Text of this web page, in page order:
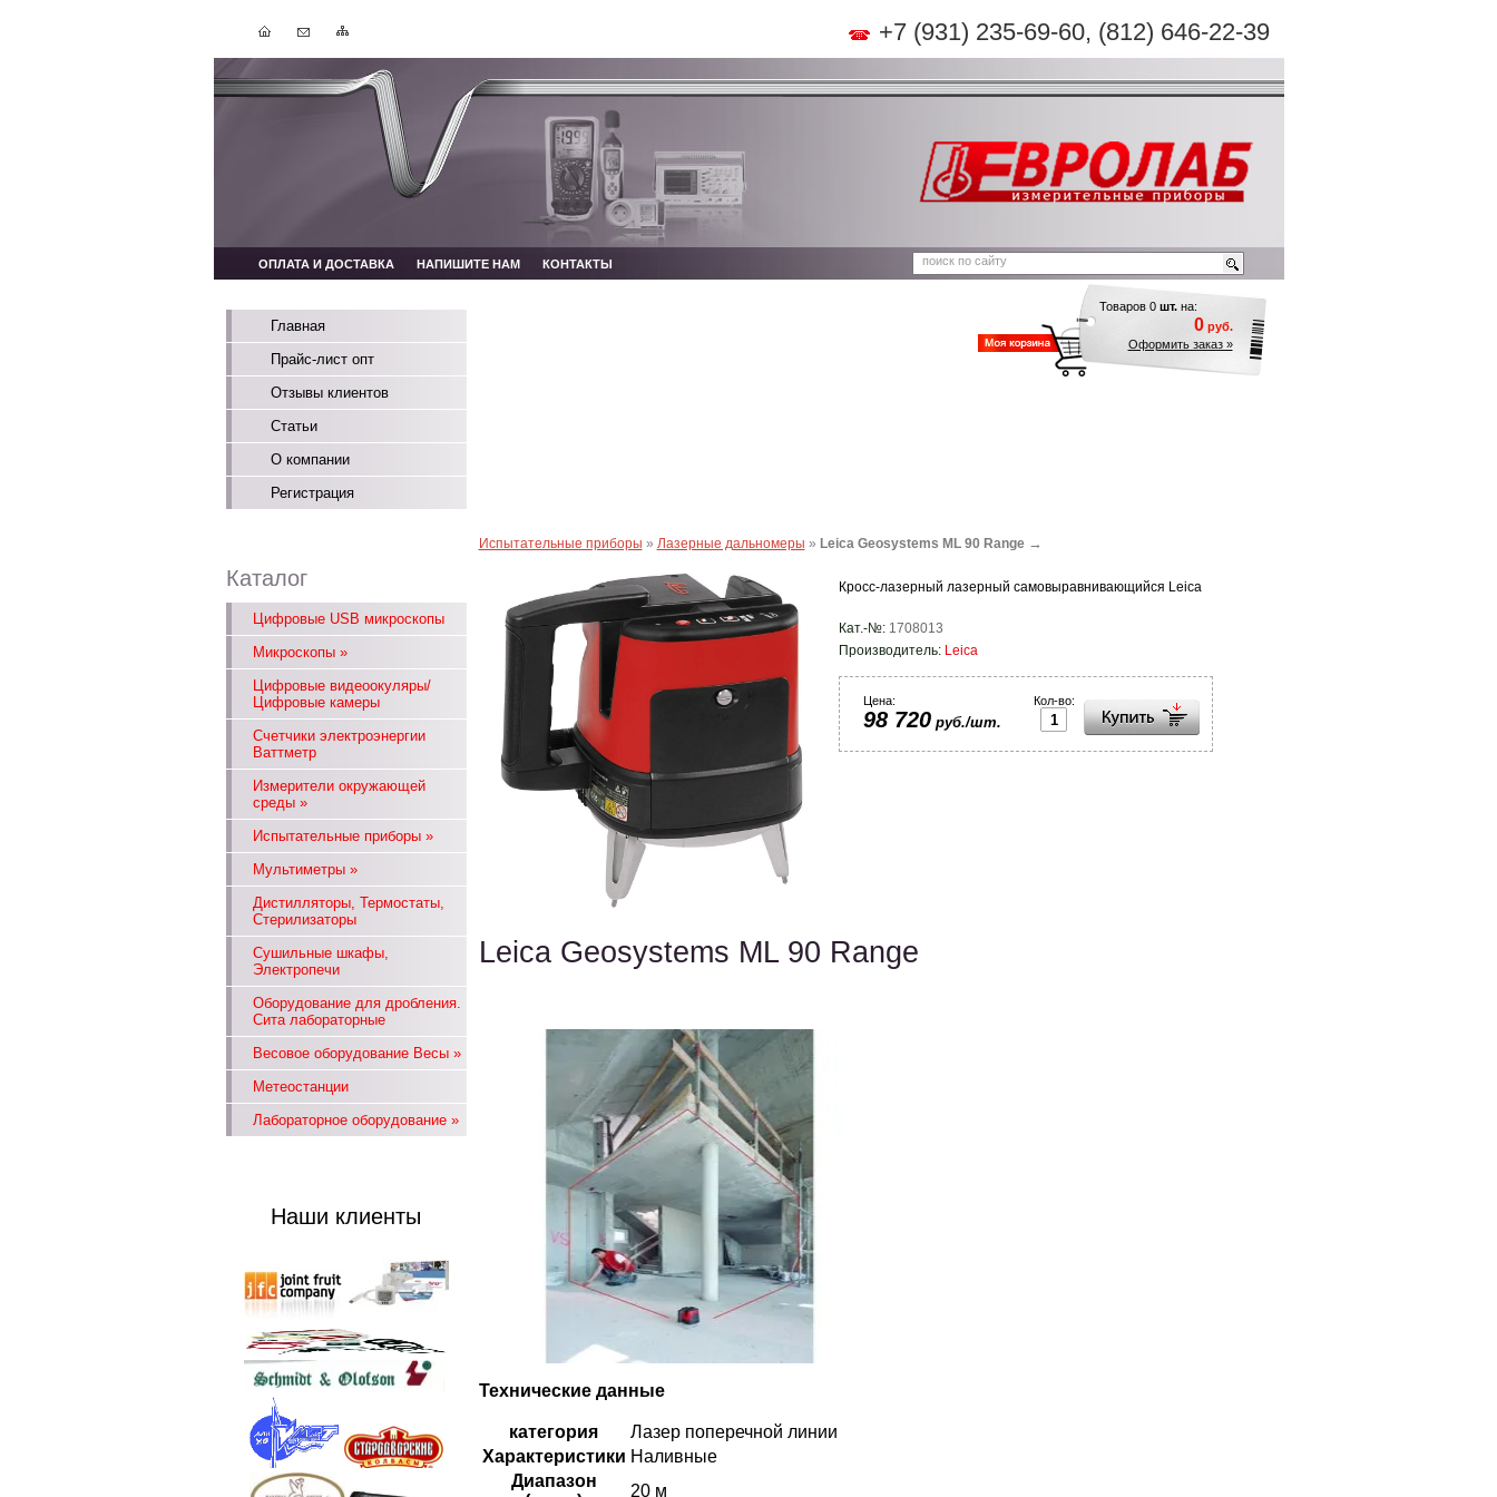
+7 (931) 235-69-60, (812) 646-22-39
Товаров 0 шт.на:
0 руб.
Оформить заказ »
ОПЛАТА И ДОСТАВКА НАПИШИТЕ НАМ КОНТАКТЫ
Главная
Прайс-лист опт
Отзывы клиентов
Статьи
О компании
Регистрация
Каталог
Цифровые USB микроскопы
Микроскопы»
Цифровые видеоокуляры/
Цифровые камеры
Счетчики электроэнергии
Ваттметр
Измерители окружающей
среды»
Испытательные приборы»
Мультиметры»
Дистилляторы, Термостаты,
Стерилизаторы
Сушильные шкафы,
Электропечи
Оборудование для дробления.
Сита лабораторные
Весовое оборудование Весы»
Метеостанции
Лабораторное оборудование»
Наши клиенты
Испытательные приборы » Лазерные дальномеры » Leica Geosystems ML 90 Range →
Кросс-лазерный лазерный самовыравнивающийся Leica
Кат.-№: 1708013
Производитель: Leica
Кол-во:
Цена:
98 720руб./шт.
Leica Geosystems ML 90 Range
Технические данные
категория
Лазер поперечной линии
Характеристики Наливные
Диапазон
20 м